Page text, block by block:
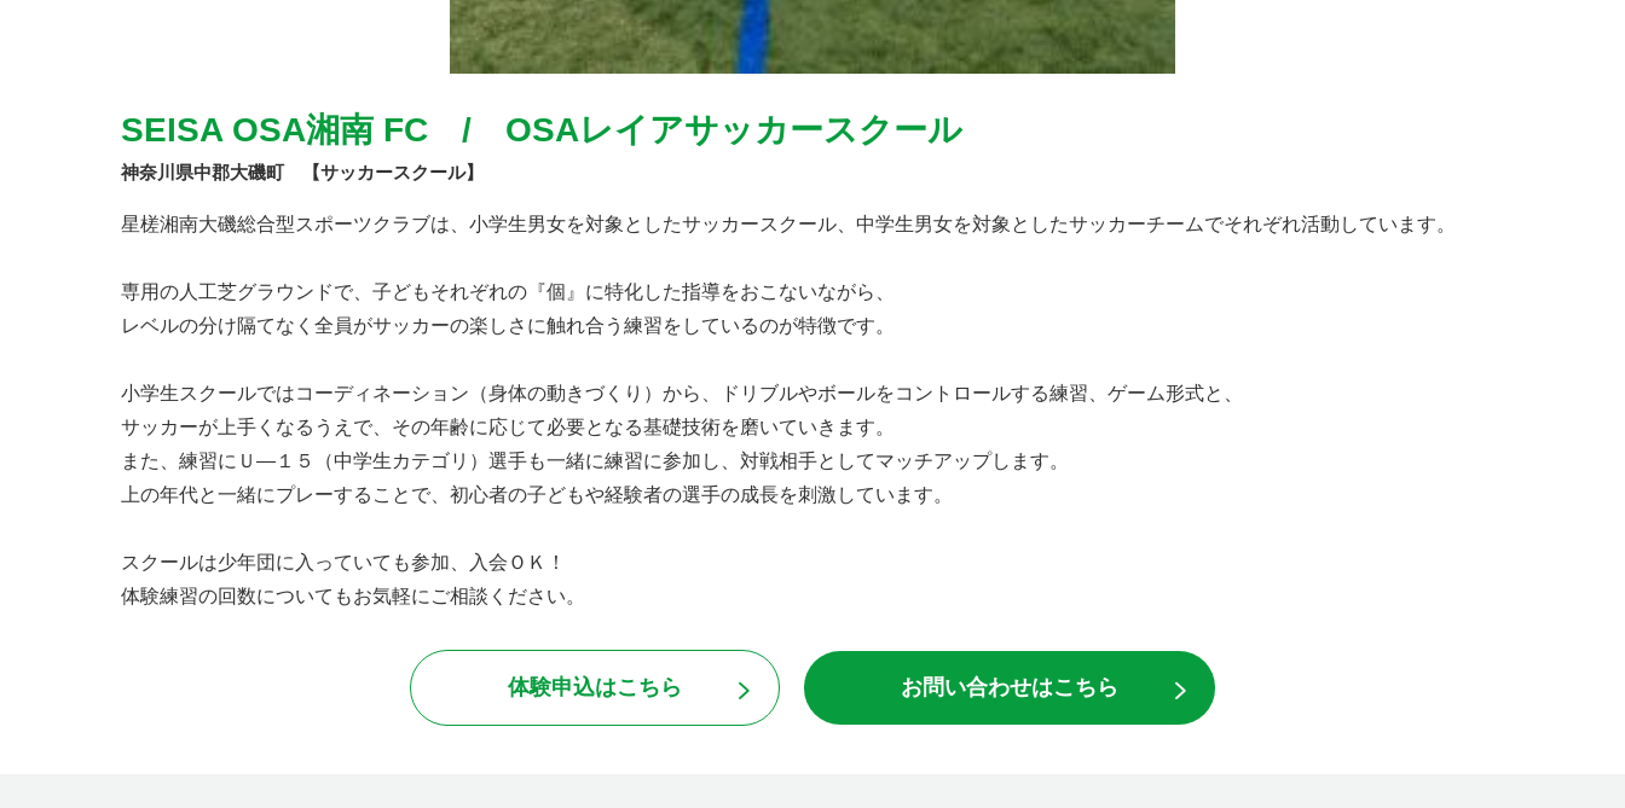
SEISA OSA湘南 FC / OSAレイアサッカースクール
神奈川県中郡大磯町 【サッカースクール】
星槎湘南大磯総合型スポーツクラブは、小学生男女を対象としたサッカースクール、中学生男女を対象としたサッカーチームでそれぞれ活動しています。
専用の人工芝グラウンドで、子どもそれぞれの『個』に特化した指導をおこないながら、
レベルの分け隔てなく全員がサッカーの楽しさに触れ合う練習をしているのが特徴です。
小学生スクールではコーディネーション（身体の動きづくり）から、ドリブルやボールをコントロールする練習、ゲーム形式と、
サッカーが上手くなるうえで、その年齢に応じて必要となる基礎技術を磨いていきます。
また、練習にＵ―１５（中学生カテゴリ）選手も一緒に練習に参加し、対戦相手としてマッチアップします。
上の年代と一緒にプレーすることで、初心者の子どもや経験者の選手の成長を刺激しています。
スクールは少年団に入っていても参加、入会ＯＫ！
体験練習の回数についてもお気軽にご相談ください。
体験申込はこちら お問い合わせはこちら